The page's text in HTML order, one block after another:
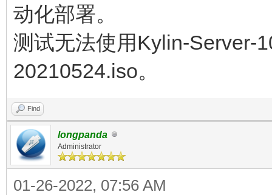
动化部署。
测试无法使用Kylin-Server-
20210524.iso。
Find
longpanda
Administrator
01-26-2022, 07:56 AM